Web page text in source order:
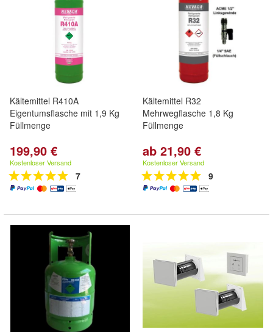
Kältemittel R410A
Eigentumsflasche mit 1,9 Kg
Füllmenge
199,90 €
Kostenloser Versand
7
Kältemittel R32
Mehrwegflasche 1,8 Kg
Füllmenge
ab 21,90 €
Kostenloser Versand
9